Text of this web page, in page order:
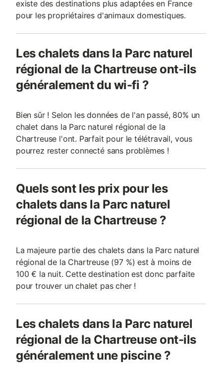
existe des destinations plus adaptées en France
pour les propriétaires d'animaux domestiques.
Les chalets dans la Parc naturel
régional de la Chartreuse ont-ils
généralement du wi-fi ?
Bien sûr ! Selon les données de l'an passé, 80% un
chalet dans la Parc naturel régional de la
Chartreuse l'ont. Parfait pour le télétravail, vous
pourrez rester connecté sans problèmes !
Quels sont les prix pour les
chalets dans la Parc naturel
régional de la Chartreuse ?
La majeure partie des chalets dans la Parc naturel
régional de la Chartreuse (97 %) est à moins de
100 € la nuit. Cette destination est donc parfaite
pour trouver un chalet pas cher !
Les chalets dans la Parc naturel
régional de la Chartreuse ont-ils
généralement une piscine ?